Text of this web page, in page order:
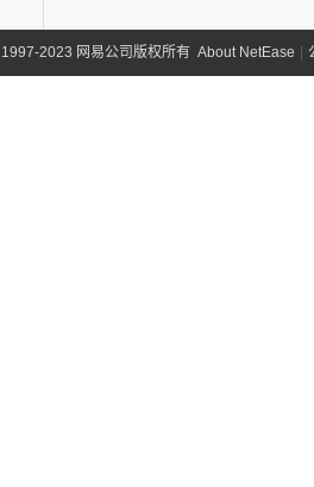
2023 网易公司版权所有 About NetEase